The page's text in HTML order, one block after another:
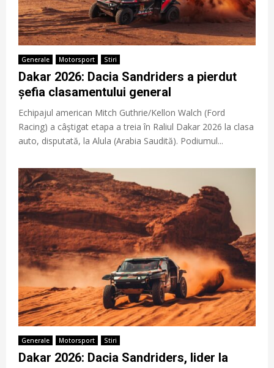
Generale Motorsport Stiri
Dakar 2026: Dacia Sandriders a pierdut
șefia clasamentului general
Echipajul american Mitch Guthrie/Kellon Walch (Ford
Racing) a câştigat etapa a treia în Raliul Dakar 2026 la clasa
auto, disputată, la Alula (Arabia Saudită). Podiumul...
Generale Motorsport Stiri
Dakar 2026: Dacia Sandriders, lider la